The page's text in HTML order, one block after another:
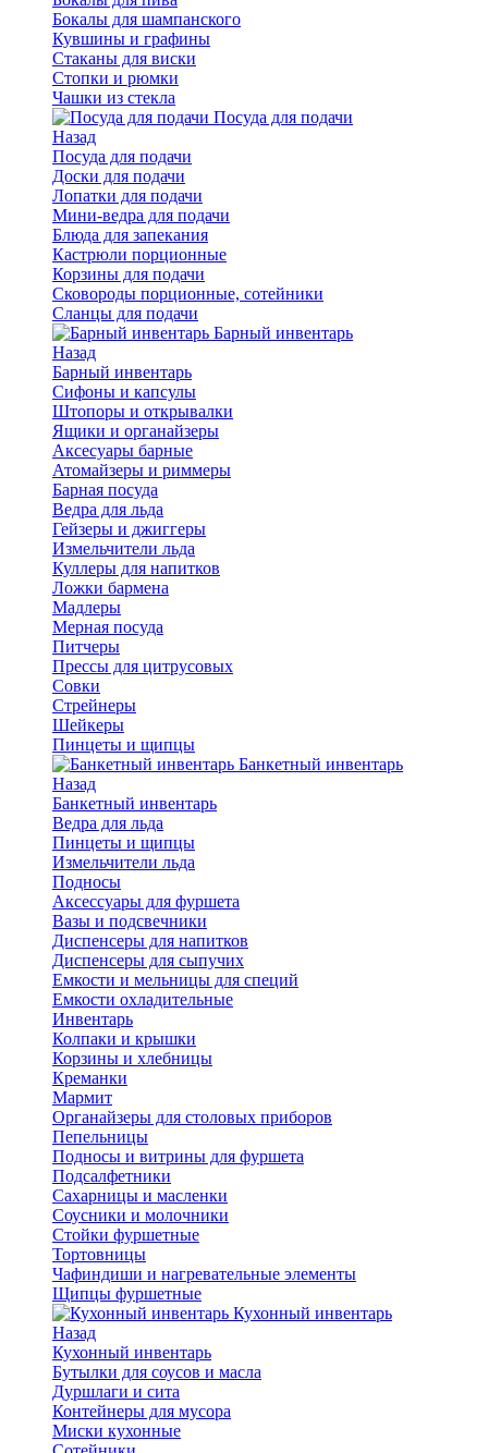
Бокалы для шампанского
Кувшины и графины
Стаканы для виски
Стопки и рюмки
Чашки из стекла
Посуда для подачи
Назад
Посуда для подачи
Доски для подачи
Лопатки для подачи
Мини-ведра для подачи
Блюда для запекания
Кастрюли порционные
Корзины для подачи
Сковороды порционные, сотейники
Сланцы для подачи
Барный инвентарь
Назад
Барный инвентарь
Сифоны и капсулы
Штопоры и открывалки
Ящики и органайзеры
Аксесуары барные
Атомайзеры и риммеры
Барная посуда
Ведра для льда
Гейзеры и джиггеры
Измельчители льда
Куллеры для напитков
Ложки бармена
Мадлеры
Мерная посуда
Питчеры
Прессы для цитрусовых
Совки
Стрейнеры
Шейкеры
Пинцеты и щипцы
Банкетный инвентарь
Назад
Банкетный инвентарь
Ведра для льда
Пинцеты и щипцы
Измельчители льда
Подносы
Аксессуары для фуршета
Вазы и подсвечники
Диспенсеры для напитков
Диспенсеры для сыпучих
Емкости и мельницы для специй
Емкости охладительные
Инвентарь
Колпаки и крышки
Корзины и хлебницы
Креманки
Мармит
Органайзеры для столовых приборов
Пепельницы
Подносы и витрины для фуршета
Подсалфетники
Сахарницы и масленки
Соусники и молочники
Стойки фуршетные
Тортовницы
Чафиндиши и нагревательные элементы
Щипцы фуршетные
Кухонный инвентарь
Назад
Кухонный инвентарь
Бутылки для соусов и масла
Дуршлаги и сита
Контейнеры для мусора
Миски кухонные